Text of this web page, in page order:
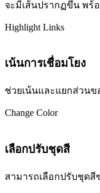
จะมีเส้นปรากฏขึ้น พร้
Highlight Links
เน้นการเชื่อมโยง
ช่วยเน้นและแยกส่วนข
Change Color
เลือกปรับชุดสี
สามารถเลือกปรับชุดสี